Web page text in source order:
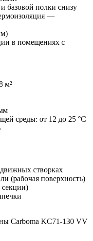
базовой полки снизу
—
в помещениях с
м²
среды: от 12 до 25 °С
створках
(рабочая поверхность)
Carboma KC71-130 VV